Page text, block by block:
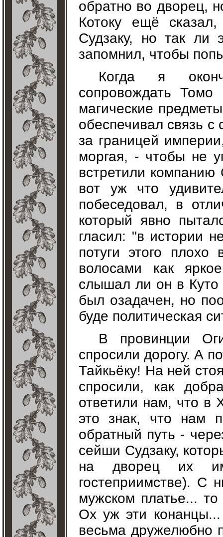
обратно во дворец,
Котоку ещё
Судзаку, но так
запомнил, чтобы
Когда я
сопровождать
магические
обеспечивал связь
за границей
моргая, - чтобы не
встретили
вот уж что
побеседовал, в
который явно
гласил: "в истории
потуги этого плохо
волосами как
слышал ли он в
был озадачен, но
буде политическая
В провинции
спросили дорогу. А
Тайкьёку! На ней
спросили, как
ответили нам, что в
это знак, что нам
обратный путь -
сейши Судзаку,
на дворец их
гостеприимстве). С
мужском платье...
Ох уж эти
весьма дружелюбно